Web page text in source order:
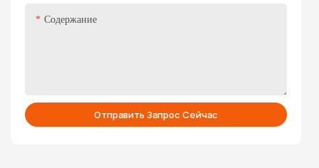
Содержание
Отправить Запрос Сейчас